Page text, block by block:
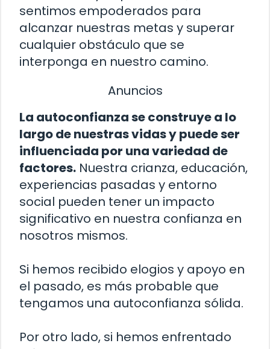
sentimos empoderados para
alcanzar nuestras metas y superar
cualquier obstáculo que se
interponga en nuestro camino.
Anuncios
La autoconfianza se construye a lo
largo de nuestras vidas y puede ser
influenciada por una variedad de
factores. Nuestra crianza, educación,
experiencias pasadas y entorno
social pueden tener un impacto
significativo en nuestra confianza en
nosotros mismos.
Si hemos recibido elogios y apoyo en
el pasado, es más probable que
tengamos una autoconfianza sólida.
Por otro lado, si hemos enfrentado